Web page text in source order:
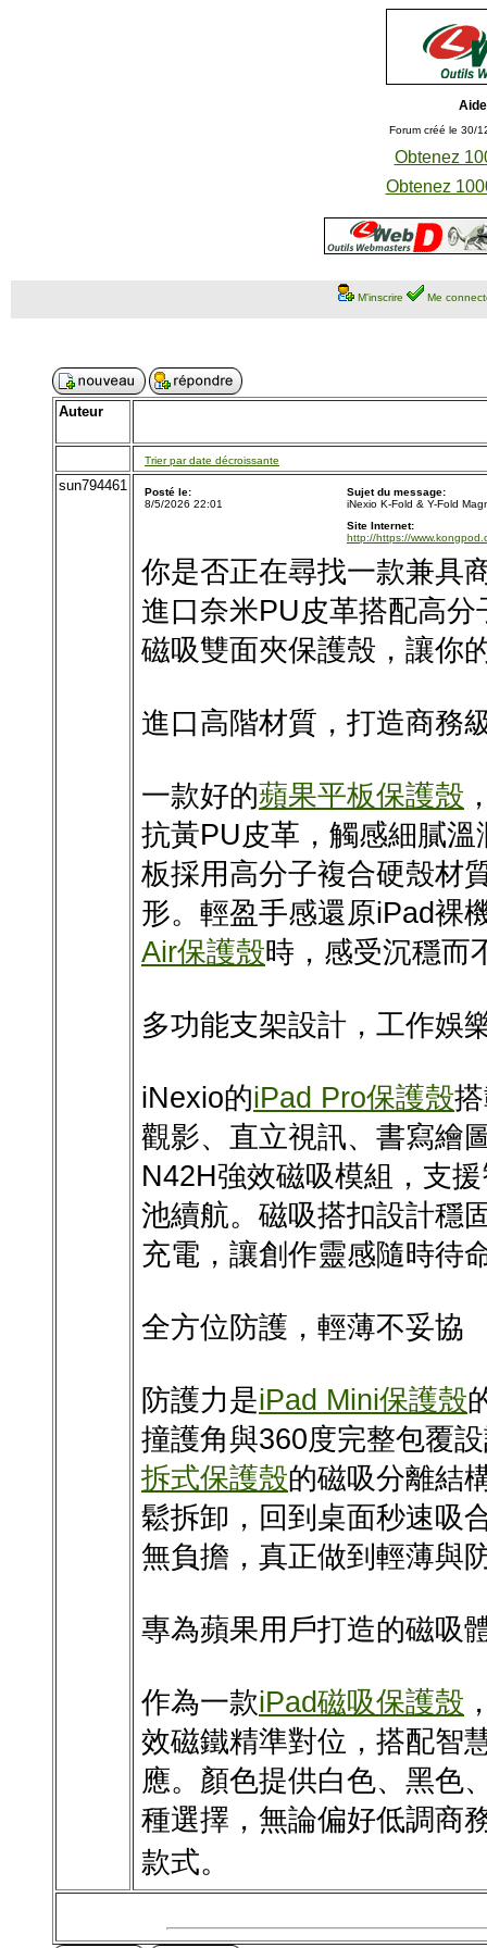
Forum créé le 30/
Obtenez
Obtenez
M'inscrire Me
Auteur
Trier par date décroissante
sun794461
Posté le:
8/5/2026 22:01
Sujet du message:
iNexio K-Fold & Y-Fold
Site Internet:
http://https://
你是否正在尋找一款兼具
進口奈米PU皮革搭配高
磁吸雙面夾保護殼，讓你
進口高階材質，打造商務
一款好的蘋果平板保護殼
抗黃PU皮革，觸感細膩
板採用高分子複合硬殼材
形。輕盈手感還原iPad裸
Air保護殼時，感受沉穩而
多功能支架設計，工作娛
iNexio的iPad Pro保護殼
觀影、直立視訊、書寫繪
N42H強效磁吸模組，支
池續航。磁吸搭扣設計穩
充電，讓創作靈感隨時待
全方位防護，輕薄不妥協
防護力是iPad Mini保護殼
撞護角與360度完整包覆
拆式保護殼的磁吸分離結
鬆拆卸，回到桌面秒速吸
無負擔，真正做到輕薄與
專為蘋果用戶打造的磁吸
作為一款iPad磁吸保護殼
效磁鐵精準對位，搭配智
應。顏色提供白色、黑色
種選擇，無論偏好低調商
款式。